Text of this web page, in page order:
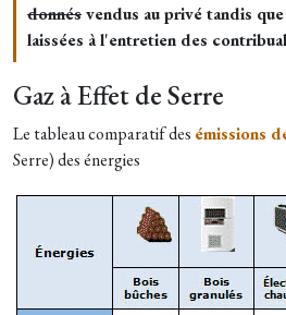
donnésvendus au privé tandis
laissées à l'entretien des
Gaz à Effet de Serre
Le tableau comparatif des émissions
Serre) des énergies